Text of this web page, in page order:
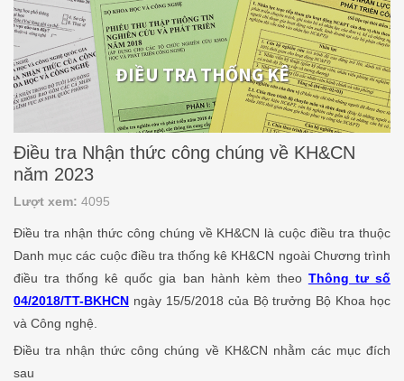
ĐIỀU TRA THỐNG KÊ
Điều tra Nhận thức công chúng về KH&CN
năm 2023
Lượt xem: 4095
Điều tra nhận thức công chúng về KH&CN là cuộc điều tra thuộc
Danh mục các cuộc điều tra thống kê KH&CN ngoài Chương trình
điều tra thống kê quốc gia ban hành kèm theo Thông tư số
04/2018/TT-BKHCN ngày 15/5/2018 của Bộ trưởng Bộ Khoa học
và Công nghệ.
Điều tra nhận thức công chúng về KH&CN nhằm các mục đích
sau